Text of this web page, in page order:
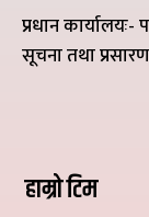
प्रधान कार्यालयः-
सूचना तथा
हाम्रो टिम